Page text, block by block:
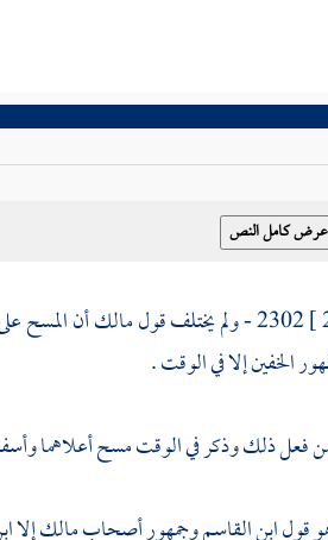
2302 - ولم يختلف قول مالكأن المسح
الخفين إلا في الوقت .